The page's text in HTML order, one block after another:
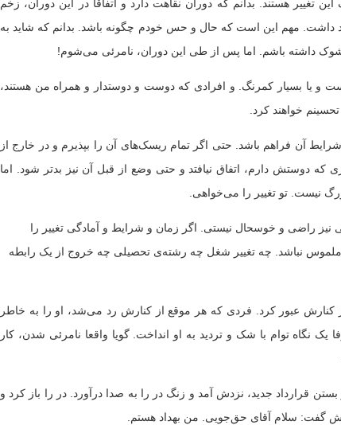
این تغییر هستند. بدانم که دوران نقاهت دارد و اتفاقا در این دوران، زخم
داشت. مهم این است که حال و حس خودم چگونه باشد. بدانم که شاید به
شوک داشته باشم. اما پس از طی این دوران، نامرئی می‌شوم!
و یا بسیار کمرنگ. و افرادی که دوست و دوستدار و همراه من هستند،
خواهند کرد.
آن فراهم باشد. حتی اگر تمام ریسک‌های آن را بپذیرم و در خارج از
دوستش دارم، اتفاق نیافتد و حتی وضع از قبل آن نیز بدتر شود. اما
نیست. تو تغییر را می‌خواهی.
نیز راضی و خوسحال نیستی. اگر زمان و شرایط و آمادگی تغییر را
نباشد. چه تغییر شغل چه رشته‌ی تحصیلی چه خروج از یک رابطه
کنارش عبور کرد. فردی که هر موقع از کنارش رد می‌شد، او را به خاطر
نگاه توام با شک و تردید به او انداخت. گویا واقعا نامرئی شدن، کار
قرارداد جدید، نزدش آمد و زنگ در را به صدا درآورد. در را باز کرد و
گفت: سلام آقای حق‌جویی. من بهداد هستم.